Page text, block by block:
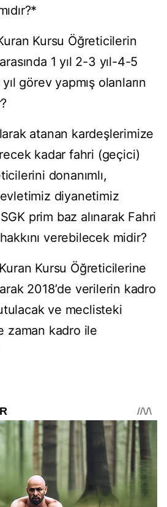
Kursu Öğreticilerin
1 yıl 2-3 yıl-4-5
görev yapmış olanların
atanan kardeşlerimize
kadar fahri (geçici)
donanımlı,
diyanetimiz
prim baz alınarak Fahri
verebilecek midir?
Kursu Öğreticilerine
2018ʼde verilerin kadro
ve meclisteki
zaman kadro ile